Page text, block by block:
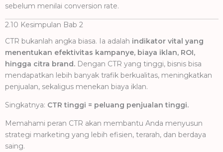
sebelum menilai conversion rate.
2.10 Kesimpulan Bab 2
CTR bukanlah angka biasa. Ia adalah indikator vital yang
menentukan efektivitas kampanye, biaya iklan, ROI,
hingga citra brand. Dengan CTR yang tinggi, bisnis bisa
mendapatkan lebih banyak trafik berkualitas, meningkatkan
penjualan, sekaligus menekan biaya iklan.
Singkatnya: CTR tinggi = peluang penjualan tinggi.
Memahami peran CTR akan membantu Anda menyusun
strategi marketing yang lebih efisien, terarah, dan berdaya
saing.